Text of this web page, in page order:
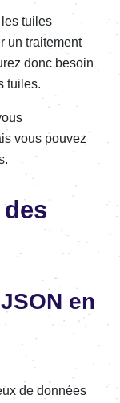
tuiles
un traitement
donc besoin
tuiles.
vous pouvez
en
de données